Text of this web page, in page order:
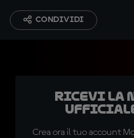
CONDIVIDI
Ricevi la
ufficiale
Crea ora il tuo account